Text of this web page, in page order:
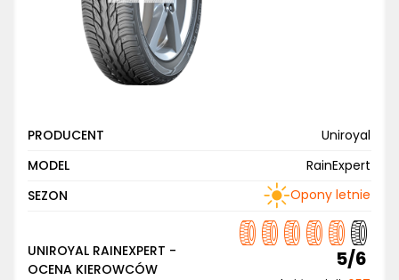
PRODUCENT
Uniroyal
MODEL
RainExpert
SEZON
Opony letnie
UNIROYAL RAINEXPERT -
OCENA KIEROWCÓW
5/6